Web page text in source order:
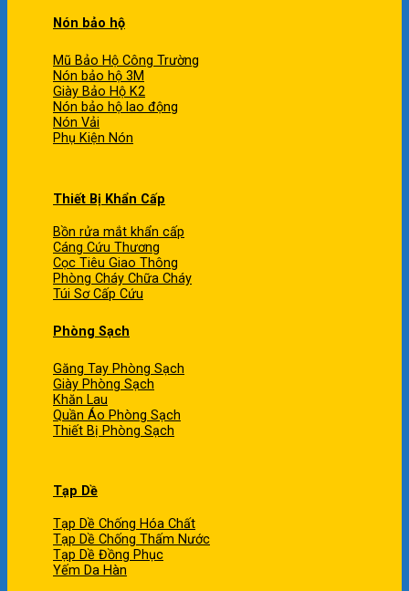
Nón bảo hộ
Mũ Bảo Hộ Công Trường
Nón bảo hộ 3M
Giày Bảo Hộ K2
Nón bảo hộ lao động
Nón Vải
Phụ Kiện Nón
Thiết Bị Khẩn Cấp
Bồn rửa mắt khẩn cấp
Cáng Cứu Thương
Cọc Tiêu Giao Thông
Phòng Cháy Chữa Cháy
Túi Sơ Cấp Cứu
Phòng Sạch
Găng Tay Phòng Sạch
Giày Phòng Sạch
Khăn Lau
Quần Áo Phòng Sạch
Thiết Bị Phòng Sạch
Tạp Dề
Tạp Dề Chống Hóa Chất
Tạp Dề Chống Thấm Nước
Tạp Dề Đồng Phục
Yếm Da Hàn